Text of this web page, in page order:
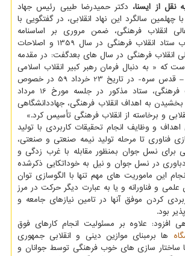
نقل از ایسنا، دکتر حمیدرضا طیبی رئیس جهاد
چهلمین سالگرد این نهاد انقلابی، در گفتگویی با
انقلاب فرهنگی، ضمن مروری بر اساسنامه
جهاددانشگاهی مصوب ستاد انقلاب فرهنگی در سال 1359 و اصلاحات
انقلاب فرهنگی در سال های بعدگفت: در مقدمه
که « به دنبال فرمان رهبر کبیر انقلاب اسلامی
حضرت امام خمینی – قدس سره- در تاریخ 23 خرداد 59 در خصوص
تشکیل ستاد انقلاب فرهنگی، ستاد مذکور در جلسه مورخ 16 مرداد
بخشیدن به اهداف انقلاب فرهنگی، جهاددانشگاهی
و برخاسته از انقلاب فرهنگی تأسیس کرد.»
و وظایف انجام تحقیقات کاربردی با تولید
فناوری تا مرحله تولید نیمه صنعتی و صنعتی،
برای نسل جوان بمنظور مقابله با غرب زدگی و
در نسل جوان و نیل به خوداتکایی ذکرشده
این ماموریت های مهم تنها با الگوسازی توان
و فناورانه و یا به عبارت دیگر حرکت در مرز
کردن موفق آنها در تامین نیازهای جامعه و
بود.
افزود: علاوه بر مسئولیت انجام کارهای فوق
ها برمبنای موازین دینی و انقلابی جمهوری
با ساختار سازی های خوب فرهنگی توسط جوانان و